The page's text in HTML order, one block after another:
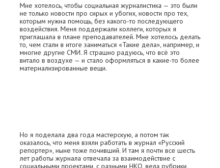
Мне хотелось, чтобы социальная журналистика — это были
не только новости про сирых и убогих, новости про тех,
которым нужна помощь, без какого-то последующего
воздействия. Меня поддержали коллеги, которых я
приглашала в плане преподавателей. Мне хотелось делать
то, чем стали в итоге заниматься «Такие дела», например, и
многие другие СМИ. Я страшно радуюсь, что всё это
витало в воздухе — и стало оформляться в какие-то более
материализированные вещи.
Но я поделала два года мастерскую, а потом так
оказалось, что меня взяли работать в журнал «Русский
репортер», ныне тоже почивший. И там я почти все шесть
лет работы журнала отвечала за взаимодействие с
социальными проектами, с разными НКО, вела рубрики,